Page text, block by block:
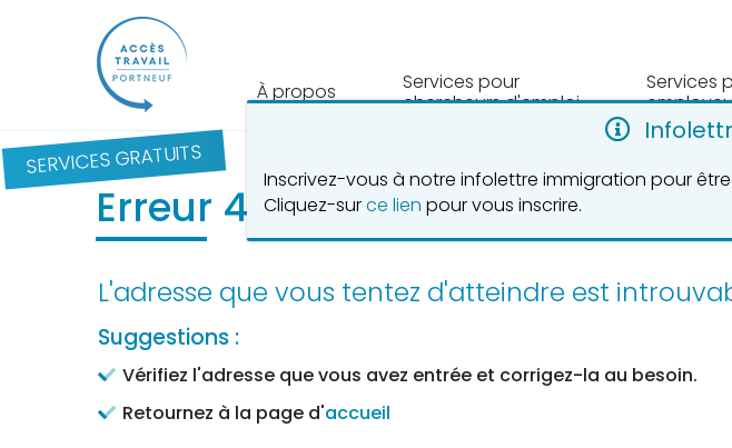
Inscrivez-vous à notre infolettre immigration pour
Cliquez-surce lien pour vous inscrire.
À propos
Services pour
chercheurs d'emploi
Services
SERVICES GRATUITS
Erreur 404 - Page introuvable
L'adresse que vous tentez d'atteindre est
Suggestions :
Vérifiez l'adresse que vous avez entrée et corrigez-la au besoin.
Retournez à la page d'accueil